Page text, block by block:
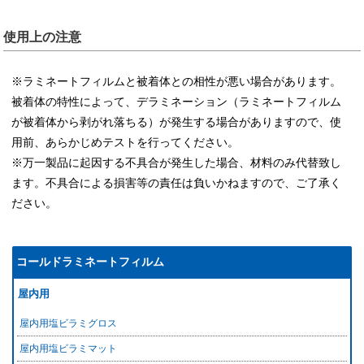
使用上の注意
※ラミネートフィルムと被着体との相性が悪い場合があります。
被着体の特性によって、デラミネーション（ラミネートフィルム
が被着体から剥がれ落ちる）が発生する場合がありますので、使
用前、あらかじめテストを行ってください。
※万一製品に起因する不具合が発生した場合、材料のみ代替致し
ます。不具合による損害等の責任は負いかねますので、ご了承く
ださい。
コールドラミネートフィルム
屋内用
屋内用塩ビラミグロス
屋内用塩ビラミマット